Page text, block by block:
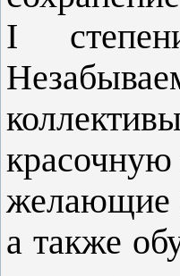
I
же­лающие
а также